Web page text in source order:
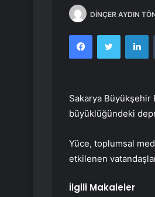
DİNÇER AYDIN
FacebookTwitter
Sakarya Büyükşehir
büyüklüğündeki
Yüce, toplumsal
etkilenen
İlgili Makaleler